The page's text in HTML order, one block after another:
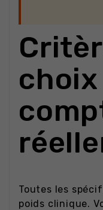
choix
Toutes les
poids clinique.